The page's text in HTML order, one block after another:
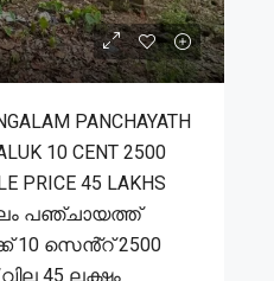
PANCHAYATH
10 CENT 2500
PRICE 45 LAKHS
പഞ്ചായത്ത്
10 സെൻ്റ് 2500
45 ലക്ഷം